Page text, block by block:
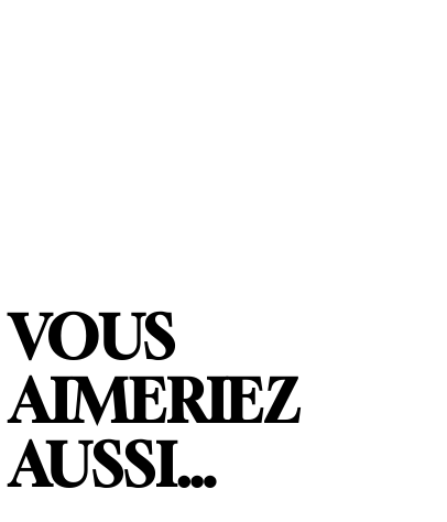
VOUS
AIMERIEZ
AUSSI…